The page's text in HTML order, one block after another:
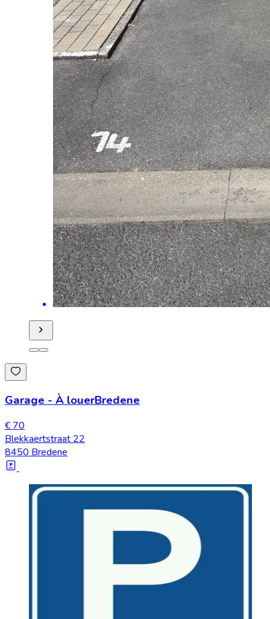
Garage - À louerBredene
€ 70
Blekkaertstraat 22
8450 Bredene